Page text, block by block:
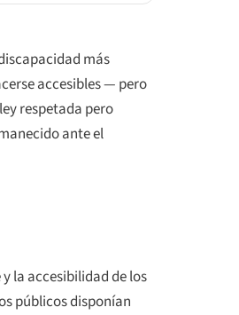
más
accesibles — pero
respetada pero
ante el
la accesibilidad de los
públicos disponían